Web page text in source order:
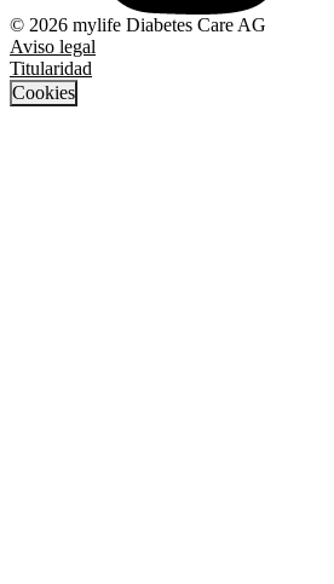
© 2026 mylife Diabetes Care AG
Aviso legal
Titularidad
Cookies